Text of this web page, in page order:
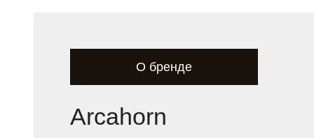
О бренде
Arcahorn